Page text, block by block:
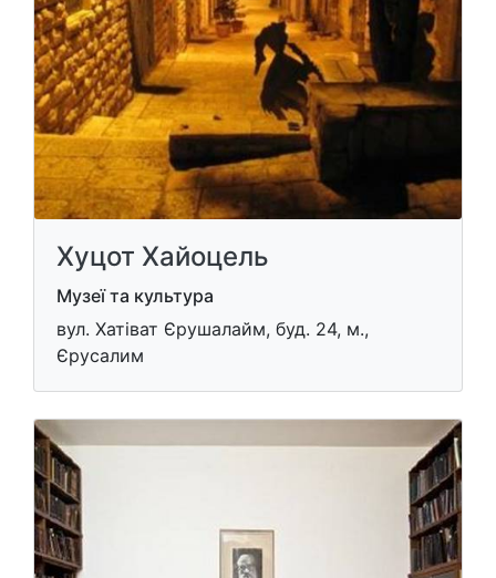
Хуцот Хайоцель
Музеї та культура
вул. Хатіват Єрушалайм, буд. 24, м.,
Єрусалим